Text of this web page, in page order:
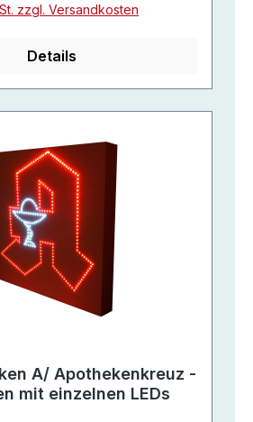
zzgl. Versandkosten
Details
A/ Apothekenkreuz -
mit einzelnen LEDs